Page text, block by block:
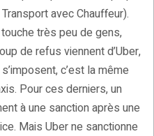
avec Chauffeur).
très peu de gens,
de refus viennent d’Uber,
c’est la même
Pour ces derniers, un
à une sanction après une
Mais Uber ne sanctionne